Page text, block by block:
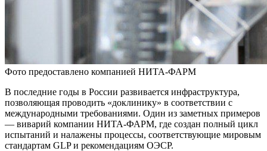
Фото предоставлено компанией НИТА-ФАРМ
В последние годы в России развивается инфраструктура,
позволяющая проводить «доклинику» в соответствии с
международными требованиями. Один из заметных примеров
— виварий компании НИТА-ФАРМ, где создан полный цикл
испытаний и налажены процессы, соответствующие мировым
стандартам GLP и рекомендациям ОЭСР.